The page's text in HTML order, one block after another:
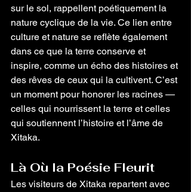
sur le sol, rappellent poétiquement la
nature cyclique de la vie. Ce lien entre
culture et nature se reflète également
dans ce que la terre conserve et
inspire, comme un écho des histoires et
des rêves de ceux qui la cultivent. C’est
un moment pour honorer les racines —
celles qui nourrissent la terre et celles
qui soutiennent l’histoire et l’âme de
Xitaka.
Là Où la Poésie Fleurit
Les visiteurs de Xitaka repartent avec